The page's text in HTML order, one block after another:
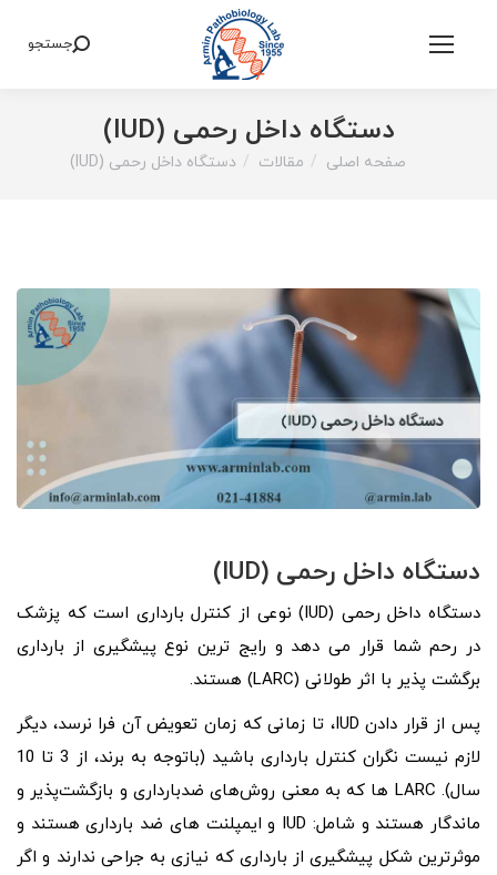
Search:
جستجو
دستگاه داخل رحمی (IUD)
You are here:
صفحه اصلی مقالات دستگاه داخل رحمی (IUD)
دستگاه داخل رحمی (IUD
)
دستگاه داخل رحمی (IUD) نوعی از کنترل بارداری است که پزشک
در رحم شما قرار می دهد و رایج ترین نوع پیشگیری از بارداری
برگشت پذیر با اثر طولانی (LARC) هستند.
پس از قرار دادن IUD، تا زمانی که زمان تعویض آن فرا نرسد، دیگر
لازم نیست نگران کنترل بارداری باشید (باتوجه به برند، از 3 تا 10
سال). LARC ها که به معنی روش‌های ضدبارداری و بازگشت‌پذیر و
ماندگار هستند و شامل: IUD و ایمپلنت های ضد بارداری هستند و
موثرترین شکل پیشگیری از بارداری که نیازی به جراحی ندارند و اگر